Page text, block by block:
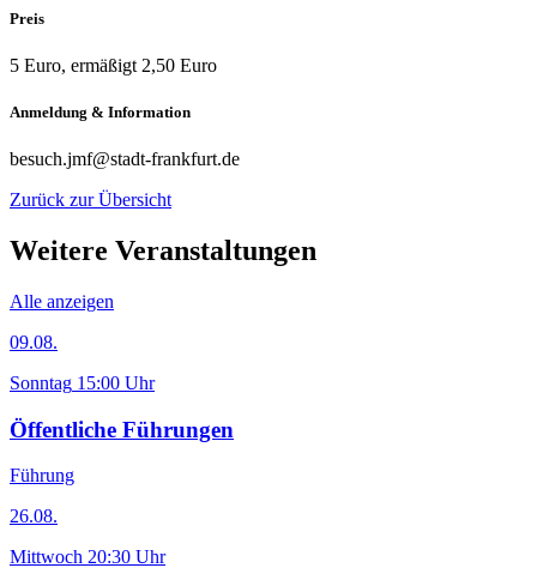
Preis
5 Euro, ermäßigt 2,50 Euro
Anmeldung & Information
besuch.jmf@stadt-frankfurt.de
Zurück zur Übersicht
Weitere Veranstaltungen
Alle anzeigen
09.08.
Sonntag 15:00 Uhr
Öffentliche Führungen
Führung
26.08.
Mittwoch 20:30 Uhr